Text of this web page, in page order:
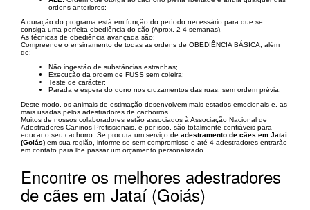
ordens anteriores;
A duração do programa está em função do período necessário para que se
consiga uma perfeita obediência do cão (Aprox. 2-4 semanas).
As técnicas de obediência avançada são:
Compreende o ensinamento de todas as ordens de OBEDIÊNCIA BÁSICA, além
de:
Não ingestão de substâncias estranhas;
Execução da ordem de FUSS sem coleira;
Teste de carácter;
Parada e espera do dono nos cruzamentos das ruas, sem ordem prévia.
Deste modo, os animais de estimação desenvolvem mais estados emocionais e, as
mais usadas pelos adestradores de cachorros.
Muitos de nossos colaboradores estão associados à Associação Nacional de
Adestradores Caninos Profissionais, e por isso, são totalmente confiáveis para
educar o seu cachorro. Se procura um serviço de adestramento de cães em Jataí
(Goiás) em sua região, informe-se sem compromisso e até 4 adestradores entrarão
em contato para lhe passar um orçamento personalizado.
Encontre os melhores adestradores
de cães em Jataí (Goiás)